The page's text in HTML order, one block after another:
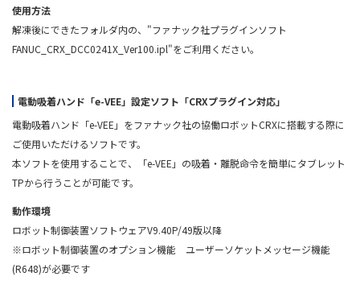
使用方法
解凍後にできたフォルダ内の、"ファナック社プラグインソフト
FANUC_CRX_DCC0241X_Ver100.ipl"をご利用ください。
電動吸着ハンド「e-VEE」設定ソフト「CRXプラグイン対応」
電動吸着ハンド「e-VEE」をファナック社の協働ロボットCRXに搭載する際に
ご使用いただけるソフトです。
本ソフトを使用することで、「e-VEE」の吸着・離脱命令を簡単にタブレット
TPから行うことが可能です。
動作環境
ロボット制御装置ソフトウェアV9.40P/49版以降
※ロボット制御装置のオプション機能 ユーザーソケットメッセージ機能
(R648)が必要です